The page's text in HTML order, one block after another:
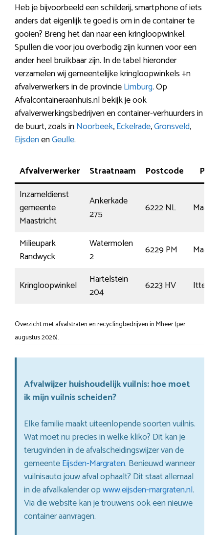
Heb je bijvoorbeeld een schilderij, smartphone of iets
anders dat eigenlijk te goed is om in de container te
gooien? Breng het dan naar een kringloopwinkel.
Spullen die voor jou overbodig zijn kunnen voor een
ander heel bruikbaar zijn. In de tabel hieronder
verzamelen wij gemeentelijke kringloopwinkels +n
afvalverwerkers in de provincieLimburg. Op
Afvalcontaineraanhuis.nl bekijk je ook
afvalverwerkingsbedrijven en container-verhuurders in
de buurt, zoals inNoorbeek,Eckelrade,Gronsveld,
EijsdenenGeulle.
Afvalverwerker Straatnaam Postcode
Inzameldienst
gemeente
Maastricht
Ankerkade
275
6222 NL
Milieupark
Randwyck
Watermolen
2
6229 PM
Kringloopwinkel
Hartelstein
204
6223 HV Itteren
Overzicht met afvalstraten en recyclingbedrijven in Mheer (per
augustus 2026).
Afvalwijzer huishoudelijk vuilnis: hoe moet
ik mijn vuilnis scheiden?
Elke familie maakt uiteenlopende soorten vuilnis.
Wat moet nu precies in welke kliko? Dit kan je
terugvinden in de afvalscheidingswijzer van de
gemeenteEijsden-Margraten. Benieuwd wanneer
vuilnisauto jouw afval ophaalt? Dit staat allemaal
in de afvalkalender opwww.eijsden-margraten.nl.
Via die website kan je trouwens ook een nieuwe
container aanvragen.